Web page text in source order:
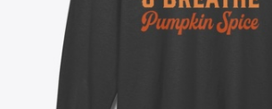
22,99 $US